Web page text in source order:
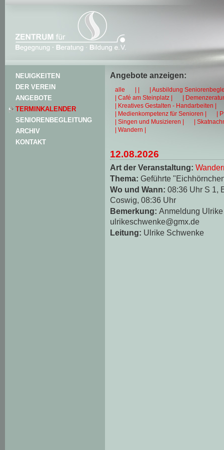
NEUIGKEITEN
DER VEREIN
ANGEBOTE
TERMINKALENDER
SENIORENBEGLEITUNG
ARCHIV
KONTAKT
Angebote anzeigen:
alle | |
| Ausbildung
| Café am Steinplatz |
|
| Kreatives Gestalten - Handarbeiten |
| Medienkompetenz für Senioren |
|
| Singen und Musizieren |
|
| Wandern |
12.08.2026
Art der Veranstaltung:
Thema: Geführte
Wo und Wann: 08:36 Uhr S 1,
Coswig, 08:36 Uhr
Bemerkung: Anmeldung
ulrikeschwenke@gmx.de
Leitung: Ulrike Schwenke